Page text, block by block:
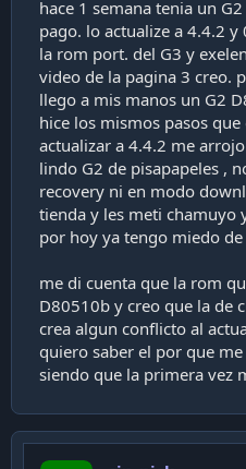
hace 1 semana tenia un
pago. lo actualize a 4.4.2 y
la rom port. del G3 y
video de la pagina 3 creo.
llego a mis manos un G2
hice los mismos pasos
actualizar a 4.4.2 me
lindo G2 de pisapapeles ,
recovery ni en modo
tienda y les meti chamuyo
por hoy ya tengo miedo
me di cuenta que la rom
D80510b y creo que la de
crea algun conflicto al
quiero saber el por que
siendo que la primera vez